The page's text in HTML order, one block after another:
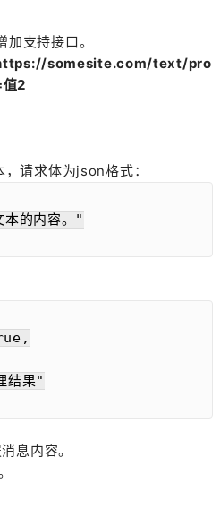
支持接口。
somesite.com/text/pro
2
请求体为json格式：
的内容。"
果"
息内容。